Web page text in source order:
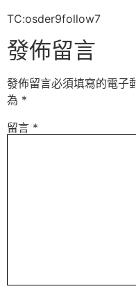
TC:osder9follow7
發佈留言
發佈留言必須填寫的電子
為 *
留言 *